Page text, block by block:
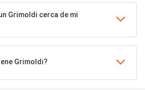
Grimoldi cerca de mi
Grimoldi?